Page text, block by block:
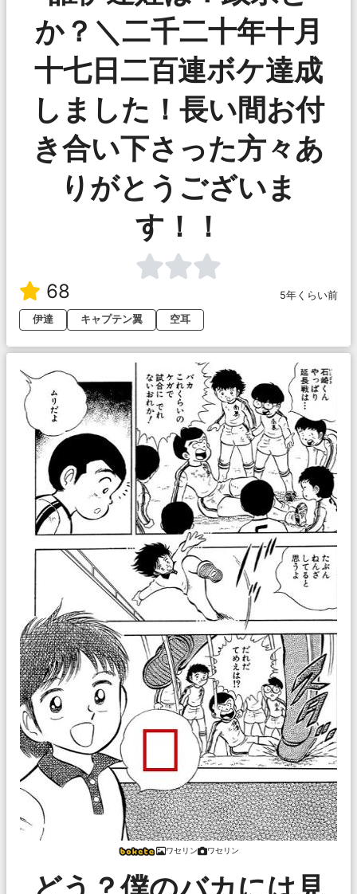
か？＼二千二十年十月
十七日二百連ボケ達成
しました！長い間お付
き合い下さった方々あ
りがとうございま
す！！
68
5年くらい前
伊達
キャプテン翼 空耳
ワセリン ワセリン